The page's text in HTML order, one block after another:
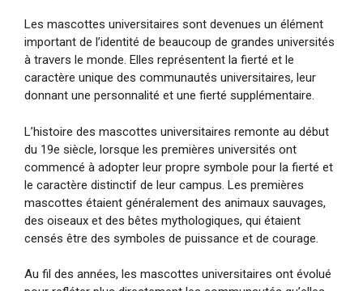
Les mascottes universitaires sont devenues un élément
important de l’identité de beaucoup de grandes universités
à travers le monde. Elles représentent la fierté et le
caractère unique des communautés universitaires, leur
donnant une personnalité et une fierté supplémentaire.
L’histoire des mascottes universitaires remonte au début
du 19e siècle, lorsque les premières universités ont
commencé à adopter leur propre symbole pour la fierté et
le caractère distinctif de leur campus. Les premières
mascottes étaient généralement des animaux sauvages,
des oiseaux et des bêtes mythologiques, qui étaient
censés être des symboles de puissance et de courage.
Au fil des années, les mascottes universitaires ont évolué